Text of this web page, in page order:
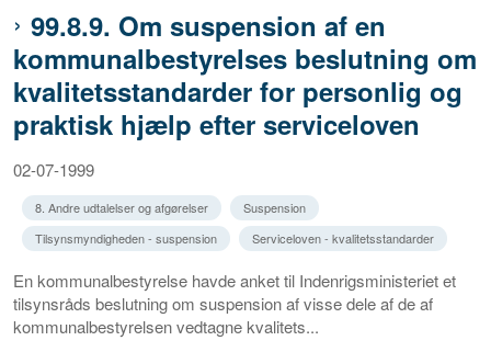
99.8.9. Om suspension af en
kommunalbestyrelses beslutning om
kvalitetsstandarder for personlig og
praktisk hjælp efter serviceloven
02-07-1999
8. Andre udtalelser og afgørelser
Suspension
Tilsynsmyndigheden - suspension
Serviceloven - kvalitetsstandarder
En kommunalbestyrelse havde anket til Indenrigsministeriet et
tilsynsråds beslutning om suspension af visse dele af de af
kommunalbestyrelsen vedtagne kvalitets...